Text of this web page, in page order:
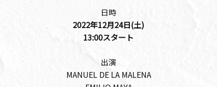
日時
2022年12月24日(土)
13:00スタート
出演
MANUEL DE LA MALENA